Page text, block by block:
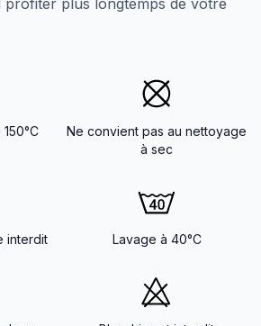
profiter plus longtemps de votre
Ne convient pas au nettoyage
à sec
interdit Lavage à 40°C